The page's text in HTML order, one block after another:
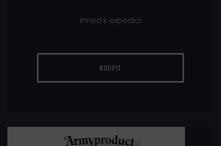
Ihned k expedici
KOUPIT